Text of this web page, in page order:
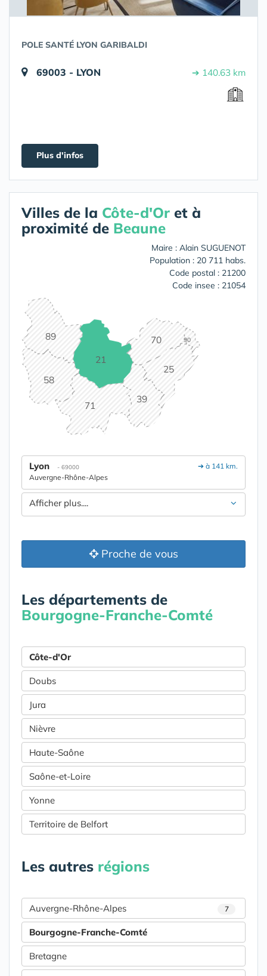
POLE SANTÉ LYON GARIBALDI
69003 - LYON ➔ 140.63 km
Plus d'infos
Villes de la Côte-d'Or et à
proximité de Beaune
Maire : Alain SUGUENOT
Population : 20 711 habs.
Code postal : 21200
Code insee : 21054
21
25
39
58
70
71
89 90
➔ à 141 km.
Lyon - 69000
Auvergne-Rhône-Alpes
Afficher plus....
Proche de vous
Les départements de
Bourgogne-Franche-Comté
Côte-d'Or
Doubs
Jura
Nièvre
Haute-Saône
Saône-et-Loire
Yonne
Territoire de Belfort
Les autres régions
Auvergne-Rhône-Alpes 7
Bourgogne-Franche-Comté
Bretagne